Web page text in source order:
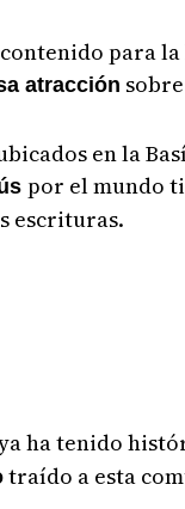
para
atracción
en la
por el mundo
escrituras.
ha tenido
traído a esta